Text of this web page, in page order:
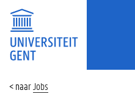
Jobs